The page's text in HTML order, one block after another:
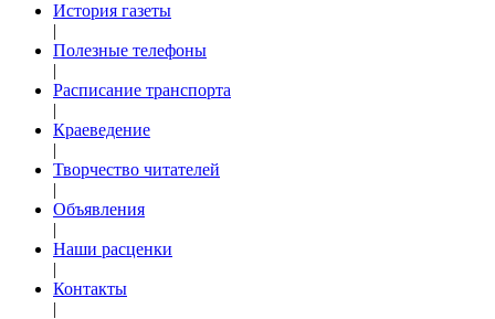
История газеты
|
Полезные телефоны
|
Расписание транспорта
|
Краеведение
|
Творчество читателей
|
Объявления
|
Наши расценки
|
Контакты
|